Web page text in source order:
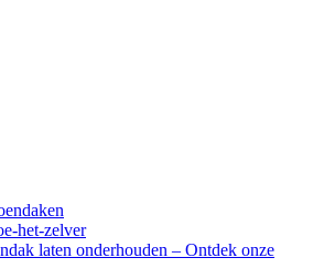
het-zelver
laten onderhouden – Ontdek onze